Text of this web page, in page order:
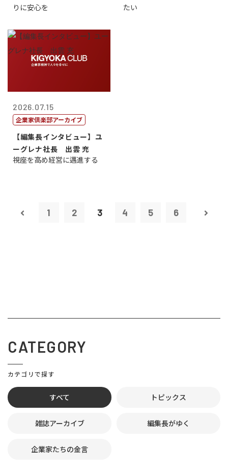
りに安心を
たい
2026.07.15
企業家倶楽部アーカイブ
【編集長インタビュー】ユ
ーグレナ社長 出雲 充
視座を高め経営に邁進する
1 2 3 4 5 6
CATEGORY
カテゴリで探す
すべて トピックス
雑誌アーカイブ 編集長がゆく
企業家たちの金言